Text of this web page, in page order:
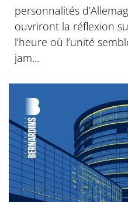
personnalités
ouvriront la réflexion
l’heure où l’unité
jam...